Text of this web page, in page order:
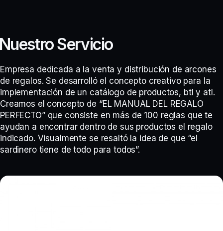
Servicio
Empresa dedicada a la venta y distribución de arcones
de regalos. Se desarrolló el concepto creativo para la
implementación de un catálogo de productos, btl y atl.
Creamos el concepto de “EL MANUAL DEL REGALO
PERFECTO” que consiste en más de 100 reglas que te
ayudan a encontrar dentro de sus productos el regalo
indicado. Visualmente se resaltó la idea de que “el
sardinero tiene de todo para todos”.